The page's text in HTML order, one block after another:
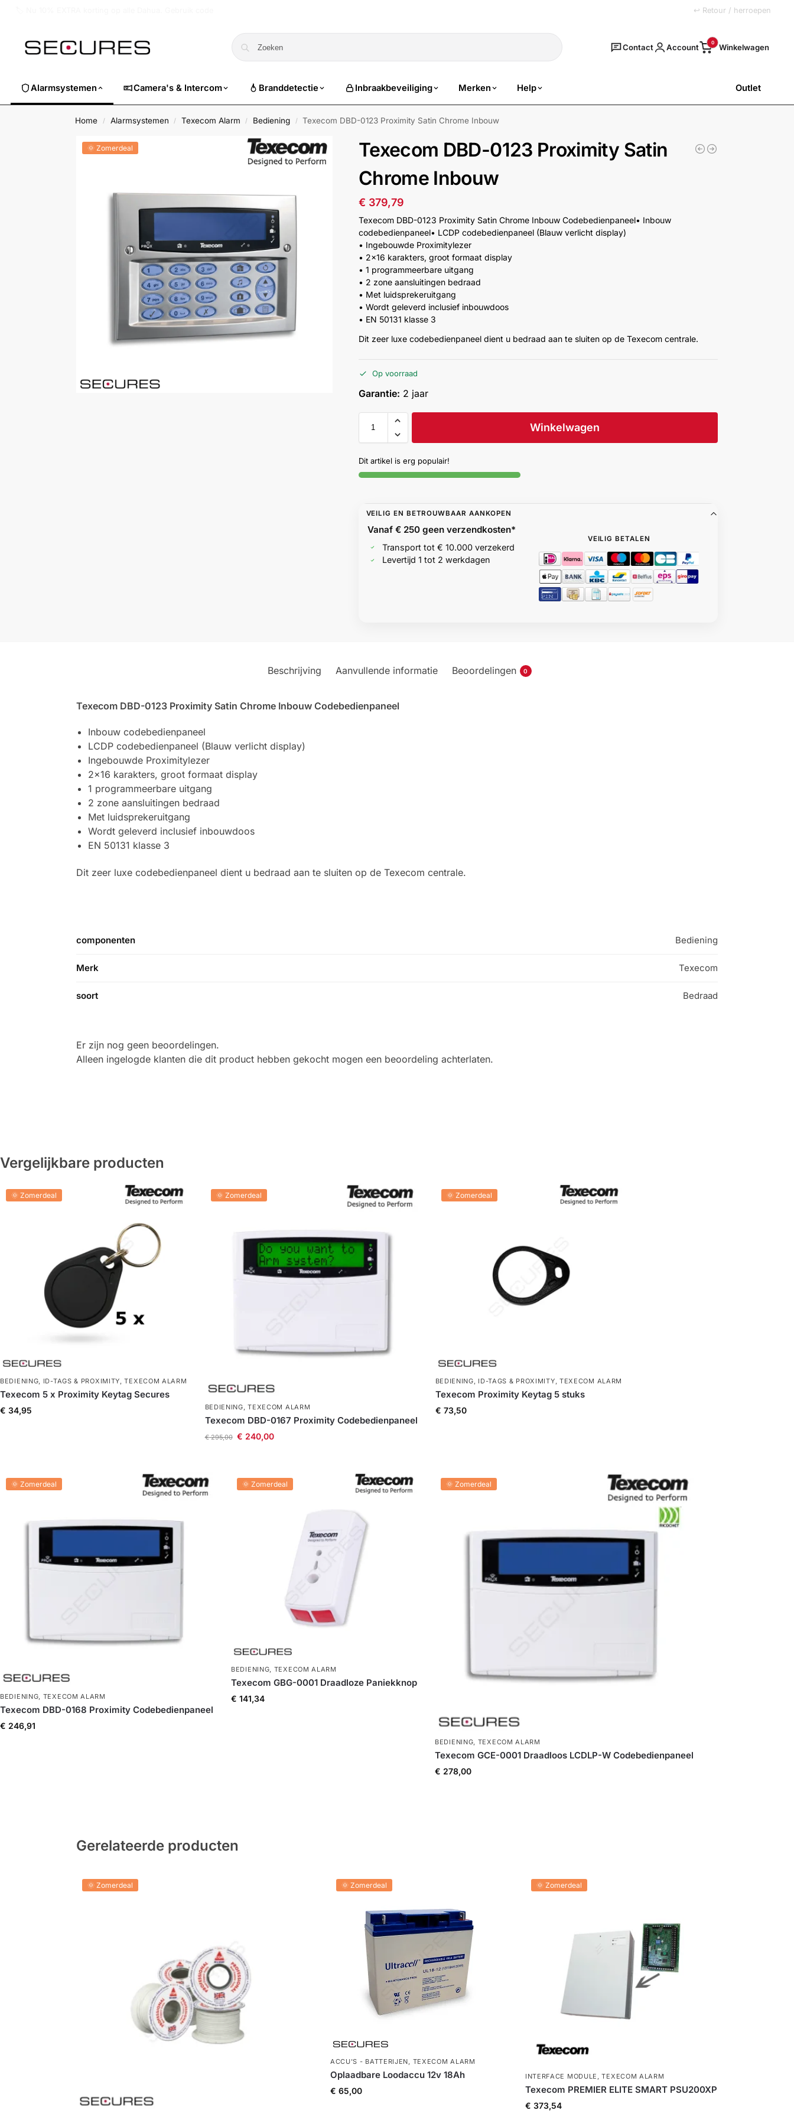
↩ Retour / herroepen
Zoeken
Contact Account 0
Alarmsystemen Camera's & Intercom Branddetectie Inbraakbeveiliging Merken Help Outlet
Home / Alarmsystemen / Texecom Alarm / Bediening / Texecom DBD-0123 Proximity Satin Chrome Inbouw
🌞 Zomerdeal
Texecom DBD-0123 Proximity Satin
Chrome Inbouw
€ 379,79
Texecom DBD-0123 Proximity Satin Chrome Inbouw Codebedienpaneel• Inbouw
codebedienpaneel• LCDP codebedienpaneel (Blauw verlicht display)
• Ingebouwde Proximitylezer
• 2×16 karakters, groot formaat display
• 1 programmeerbare uitgang
• 2 zone aansluitingen bedraad
• Met luidsprekeruitgang
• Wordt geleverd inclusief inbouwdoos
• EN 50131 klasse 3
Dit zeer luxe codebedienpaneel dient u bedraad aan te sluiten op de Texecom centrale.
Op voorraad
Garantie: 2 jaar
Winkelwagen
Dit artikel is erg populair!
VEILIG EN BETROUWBAAR AANKOPEN
Vanaf € 250 geenverzendkosten*
Transport tot € 10.000 verzekerd
Levertijd 1 tot 2 werkdagen
VEILIG BETALEN
Beschrijving Aanvullende informatie Beoordelingen 0
Texecom DBD-0123 Proximity Satin Chrome Inbouw Codebedienpaneel
Inbouw codebedienpaneel
LCDP codebedienpaneel (Blauw verlicht display)
Ingebouwde Proximitylezer
2×16 karakters, groot formaat display
1 programmeerbare uitgang
2 zone aansluitingen bedraad
Met luidsprekeruitgang
Wordt geleverd inclusief inbouwdoos
EN 50131 klasse 3
Dit zeer luxe codebedienpaneel dient u bedraad aan te sluiten op de Texecom centrale.
componenten Bediening
Merk Texecom
soort Bedraad
Er zijn nog geen beoordelingen.
Alleen ingelogde klanten die dit product hebben gekocht mogen een beoordeling achterlaten.
Vergelijkbare producten
🌞 Zomerdeal
BEDIENING, ID-TAGS & PROXIMITY,TEXECOM ALARM
Texecom 5 x Proximity Keytag Secures
€ 34,95
🌞 Zomerdeal
BEDIENING ,TEXECOM ALARM
Texecom DBD-0167 Proximity Codebedienpaneel
€295,00 € 240,00
🌞 Zomerdeal
BEDIENING, ID-TAGS & PROXIMITY, TEXECOM ALARM
Texecom Proximity Keytag 5 stuks
€ 73,50
🌞 Zomerdeal
BEDIENING, TEXECOM ALARM
Texecom DBD-0168 Proximity Codebedienpaneel
€ 246,91
🌞 Zomerdeal
BEDIENING, TEXECOM ALARM
Texecom GBG-0001 Draadloze Paniekknop
€ 141,34
🌞 Zomerdeal
BEDIENING, TEXECOM ALARM
Texecom GCE-0001 Draadloos LCDLP-W Codebedienpaneel
€ 278,00
Gerelateerde producten
🌞 Zomerdeal 🌞 Zomerdeal
ACCU'S - BATTERIJEN, TEXECOM ALARM
Oplaadbare Loodaccu 12v 18Ah
€ 65,00
🌞 Zomerdeal
INTERFACE MODULE ,TEXECOM ALARM
Texecom PREMIER ELITE SMART PSU200XP
€ 373,54